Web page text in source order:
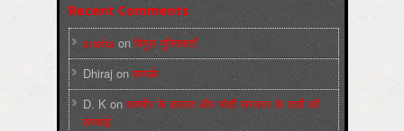
Recent Comments
sneha on बिगुल पुस्तिकाएँ
Dhiraj on सम्पर्क
D. K on कश्मीर के हालात और मोदी सरकार के दावों की
सच्चाई